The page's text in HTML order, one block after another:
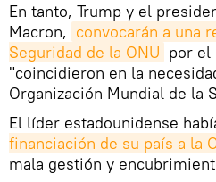
En tanto, Trump y el
Macron, convocarán a una
Seguridad de la ONU por el
"coincidieron en la
Organización Mundial de la
El líder estadounidense
financiación de su país a la
mala gestión y